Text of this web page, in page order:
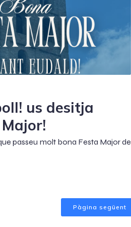
us desitja
passeu molt bona Festa Major de
Pàgina següent